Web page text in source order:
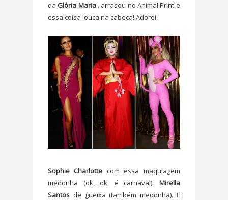
da Glória Maria.. arrasou no Animal Print e
essa coisa louca na cabeça! Adorei.
Sophie Charlotte com essa maquiagem
medonha (ok, ok, é carnaval). Mirella
Santos de gueixa (também medonha). E